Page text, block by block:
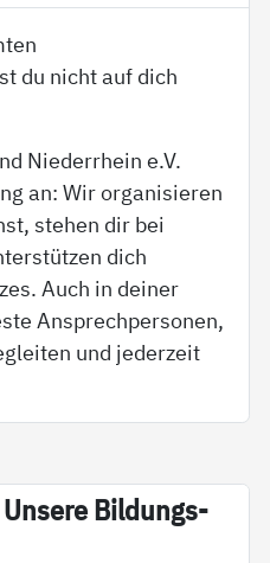
du nicht auf dich
Niederrhein e.V.
an: Wir organisieren
stehen dir bei
dich
Auch in deiner
Ansprechpersonen,
und jederzeit
Bil­dungs­